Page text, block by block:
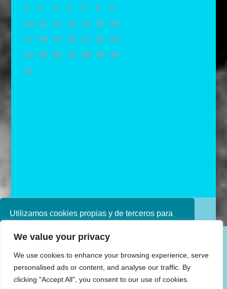
Utilizamos cookies propias y de terceros para
navegando, consideramos que acepta su uso.
política de cookies consulte nuestra
Política de
privacidad
We value your privacy
We use cookies to enhance your browsing experience, serve
personalised ads or content, and analyse our traffic. By
clicking "Accept All", you consent to our use of cookies.
3
4 5 6 7 8
9
10
11 12 13 14 15
16
17
18 19 20 21 22
23
24
25 26 27 28 29 30
31
Diseñado por Ana de Miguel